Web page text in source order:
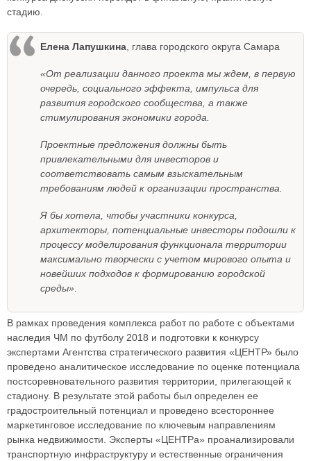
стадию.
Елена Лапушкина, глава городского округа Самара
«От реализации данного проекта мы ждем, в первую
очередь, социального эффекта, импульса для
развития городского сообщества, а также
стимулирования экономики города.
Проектные предложения должны быть
привлекательными для инвесторов и
соответствовать самым взыскательным
требованиям людей к организации пространства.
Я бы хотела, чтобы участники конкурса,
архитекторы, потенциальные инвесторы подошли к
процессу моделирования функционала территории
максимально творчески с учетом мирового опыта и
новейших подходов к формированию городской
среды».
В рамках проведения комплекса работ по работе с объектами
наследия ЧМ по футболу 2018 и подготовки к конкурсу
экспертами Агентства стратегического развития «ЦЕНТР» было
проведено аналитическое исследование по оценке потенциала
постсоревновательного развития территории, прилегающей к
стадиону. В результате этой работы был определен ее
градостроительный потенциал и проведено всестороннее
маркетинговое исследование по ключевым направлениям
рынка недвижимости. Эксперты «ЦЕНТРа» проанализировали
транспортную инфраструктуру и естественные ограничения